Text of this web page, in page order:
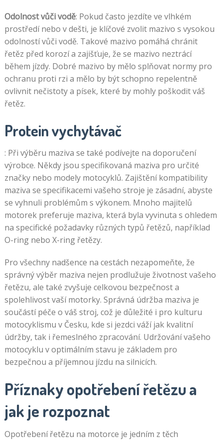
Odolnost vůči vodě: Pokud často jezdíte ve vlhkém
prostředí nebo v dešti, je klíčové zvolit mazivo s vysokou
odolností vůči vodě. Takové mazivo pomáhá chránit
řetěz před korozí a zajišťuje, že se mazivo neztrácí
během jízdy. Dobré mazivo by mělo splňovat normy pro
ochranu proti rzi a mělo by být schopno repelentně
ovlivnit nečistoty a písek, které by mohly poškodit váš
řetěz.
Protein vychytávač
: Při výběru maziva se také podívejte na doporučení
výrobce. Někdy jsou specifikovaná maziva pro určité
značky nebo modely motocyklů. Zajištění kompatibility
maziva se specifikacemi vašeho stroje je zásadní, abyste
se vyhnuli problémům s výkonem. Mnoho majitelů
motorek preferuje maziva, která byla vyvinuta s ohledem
na specifické požadavky různých typů řetězů, například
O-ring nebo X-ring řetězy.
Pro všechny nadšence na cestách nezapomeňte, že
správný výběr maziva nejen prodlužuje životnost vašeho
řetězu, ale také zvyšuje celkovou bezpečnost a
spolehlivost vaší motorky. Správná údržba maziva je
součástí péče o váš stroj, což je důležité i pro kulturu
motocyklismu v Česku, kde si jezdci váží jak kvalitní
údržby, tak i řemeslného zpracování. Udržování vašeho
motocyklu v optimálním stavu je základem pro
bezpečnou a příjemnou jízdu na silnicích.
Příznaky opotřebení řetězu a
jak je rozpoznat
Opotřebení řetězu na motorce je jedním z těch